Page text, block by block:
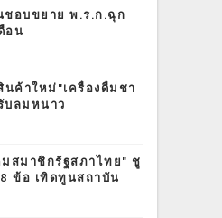
ชอบขยาย พ.ร.ก.ฉุก
อน
นค้าใหม่"เครื่องดื่มชา
บลมหนาว
มสมาชิกรัฐสภาไทย" ชู
ข้อ เทิดทูนสถาบัน